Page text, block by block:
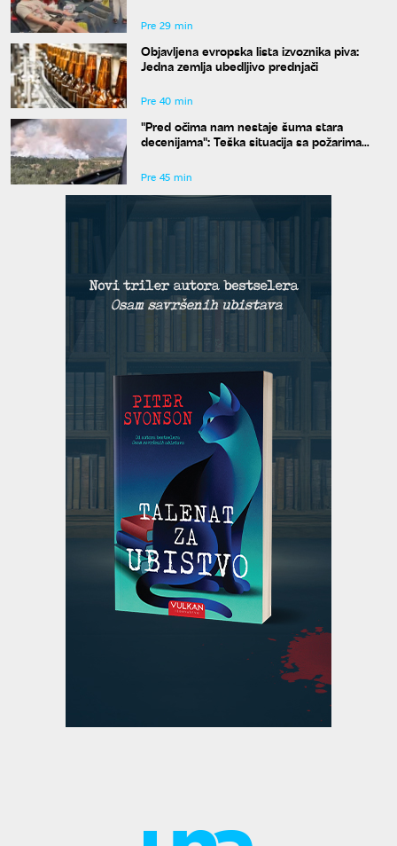
Pre 29 min
Objavljena evropska lista izvoznika piva:
Jedna zemlja ubedljivo prednjači
Pre 40 min
"Pred očima nam nestaje šuma stara
decenijama": Teška situacija sa požarima
Pre 45 min